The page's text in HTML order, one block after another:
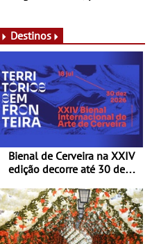
Destinos
Bienal de Cerveira na XXIV
edição decorre até 30 de
enquanto “Territórios sem
Fronteira”